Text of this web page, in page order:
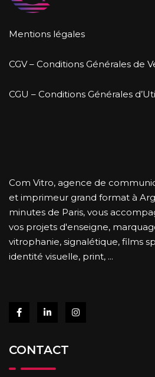
Mentions légales
CGV – Conditions Générales de
CGU – Conditions Générales
Com Vitro, agence de
et imprimeur grand format à
minutes de Paris, vous
vos projets d'enseigne,
vitrophanie, signalétique, films
identité visuelle, print, ...
CONTACT